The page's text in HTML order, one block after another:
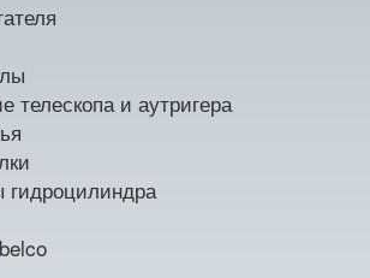
телескопа и аутригера
гидроцилиндра